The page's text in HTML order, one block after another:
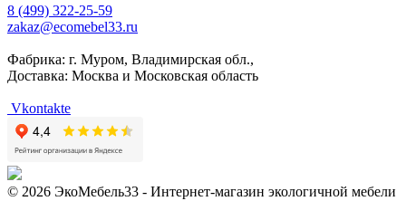
8 (499) 322-25-59
zakaz@ecomebel33.ru
Фабрика: г. Муром, Владимирская обл.,
Доставка: Москва и Московская область
Vkontakte
© 2026 ЭкоМебель33 - Интернет-магазин экологичной мебели